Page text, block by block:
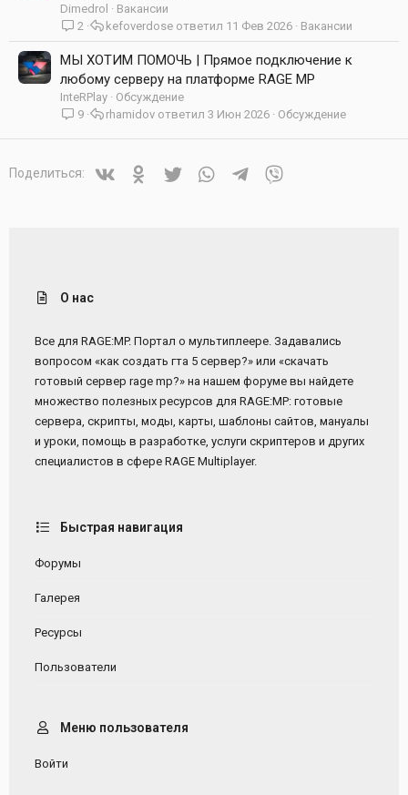
Dimedrol
Вакансии
2
Вакансии
11 Фев 2026
kefoverdose
МЫ ХОТИМ ПОМОЧЬ | Прямое подключение к
любому серверу на платформе RAGE MP
InteRPlay
Обсуждение
9
Обсуждение
3 Июн 2026
rhamidov
Поделиться: VkontakteOdnoklassniki
Twitter WhatsAppTelegram
О нас
Все для RAGE:MP. Портал о мультиплеере. Задавались
вопросом «как создать гта 5 сервер?» или «скачать
готовый сервер rage mp?» на нашем форуме вы найдете
множество полезных ресурсов для RAGE:MP: готовые
сервера, скрипты, моды, карты, шаблоны сайтов, мануалы
и уроки, помощь в разработке, услуги скриптеров и других
специалистов в сфере RAGE Multiplayer.
Быстрая навигация
Форумы
Галерея
Ресурсы
Пользователи
Меню пользователя
Войти